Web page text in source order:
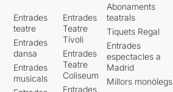
Entrades
teatre
Entrades
dansa
Entrades
musicals
Entrades
Teatre
Tívoli
Entrades
Teatre
Coliseum
Entrades
Abonaments
teatrals
Tiquets Regal
Entrades
espectacles a
Madrid
Millors monòlegs